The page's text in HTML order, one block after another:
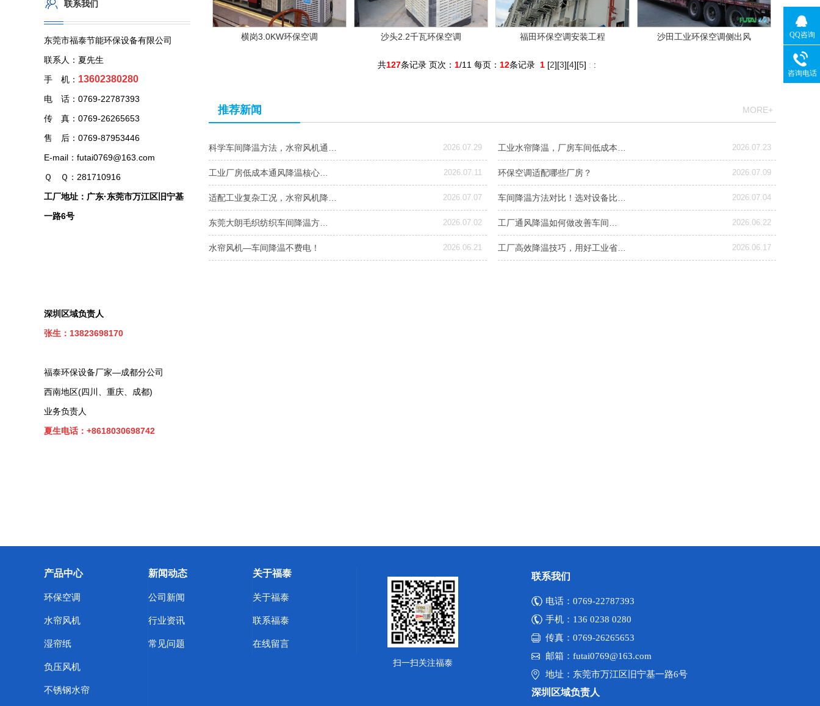
联系我们
东莞市福泰节能环保设备有限公司
联系人：夏先生
手 机： 13602380280
电 话：0769-22787393
传 真：0769-26265653
售 后：0769-87953446
E-mail：futai0769@163.com
Ｑ Ｑ：281710916
工厂地址：广东·东莞市万江区旧宁基
一路6号
深圳区域负责人
张生：13823698170
福泰环保设备厂家—成都分公司
西南地区(四川、重庆、成都)
业务负责人
夏生电话：+8618030698742
横岗3.0KW环保空调 沙头2.2千瓦环保空调 福田环保空调安装工程 沙田工业环保空调侧出风
共127条记录 页次： 1/11 每页： 12条记录 1[2][3][4][5] : :
推荐新闻 MORE+
科学车间降温方法，水帘风机通… 2026.07.29 工业水帘降温，厂房车间低成本… 2026.07.23
工业厂房低成本通风降温核心… 2026.07.11 环保空调适配哪些厂房？ 2026.07.09
适配工业复杂工况，水帘风机降… 2026.07.07 车间降温方法对比！选对设备比… 2026.07.04
东莞大朗毛织纺织车间降温方… 2026.07.02 工厂通风降温如何做改善车间… 2026.06.22
水帘风机—车间降温不费电！ 2026.06.21 工厂高效降温技巧，用好工业省… 2026.06.17
产品中心
环保空调
水帘风机
湿帘纸
负压风机
不锈钢水帘
新闻动态
公司新闻
行业资讯
常见问题
关于福泰
关于福泰
联系福泰
在线留言
扫一扫关注福泰
联系我们
电话：0769-22787393
手机：136 0238 0280
传真：0769-26265653
邮箱：futai0769@163.com
地址：东莞市万江区旧宁基一路6号
深圳区域负责人
QQ咨询
咨询电话